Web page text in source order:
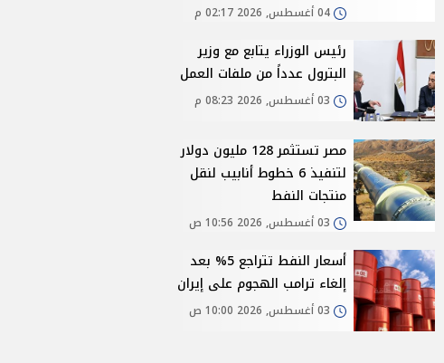
04 أغسطس, 2026 02:17 م
رئيس الوزراء يتابع مع وزير
البترول عدداً من ملفات العمل
03 أغسطس, 2026 08:23 م
مصر تستثمر 128 مليون دولار
لتنفيذ 6 خطوط أنابيب لنقل
منتجات النفط
03 أغسطس, 2026 10:56 ص
أسعار النفط تتراجع 5% بعد
إلغاء ترامب الهجوم على إيران
03 أغسطس, 2026 10:00 ص